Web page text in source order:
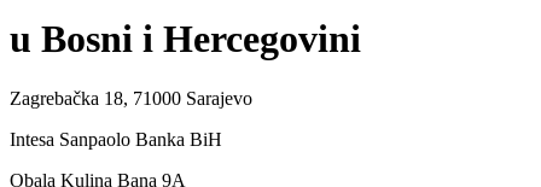
u Bosni i Hercegovini
Zagrebačka 18, 71000 Sarajevo
Intesa Sanpaolo Banka BiH
Obala Kulina Bana 9A